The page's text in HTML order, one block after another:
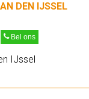
DEN IJSSEL
Bel ons
IJssel